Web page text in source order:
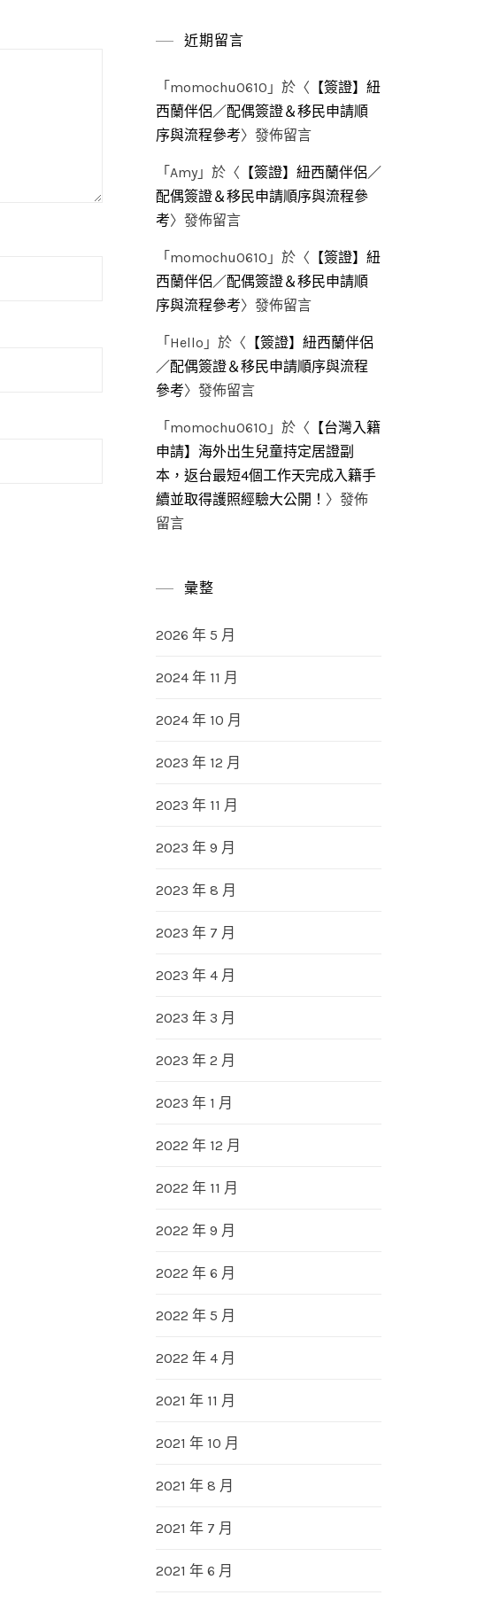
近期留言
「 momochu0610 」於〈 【簽證】紐
西蘭伴侶／配偶簽證＆移民申請順
序與流程參考〉發佈留言
「 Amy 」於〈 【簽證】紐西蘭伴侶／
配偶簽證＆移民申請順序與流程參
考〉發佈留言
「 momochu0610 」於〈 【簽證】紐
西蘭伴侶／配偶簽證＆移民申請順
序與流程參考〉發佈留言
「 Hello 」於〈 【簽證】紐西蘭伴侶
／配偶簽證＆移民申請順序與流程
參考〉發佈留言
「 momochu0610 」於〈 【台灣入籍
申請】海外出生兒童持定居證副
本，返台最短4個工作天完成入籍手
續並取得護照經驗大公開！ 〉發佈
留言
彙整
2026 年 5 月
2024 年 11 月
2024 年 10 月
2023 年 12 月
2023 年 11 月
2023 年 9 月
2023 年 8 月
2023 年 7 月
2023 年 4 月
2023 年 3 月
2023 年 2 月
2023 年 1 月
2022 年 12 月
2022 年 11 月
2022 年 9 月
2022 年 6 月
2022 年 5 月
2022 年 4 月
2021 年 11 月
2021 年 10 月
2021 年 8 月
2021 年 7 月
2021 年 6 月